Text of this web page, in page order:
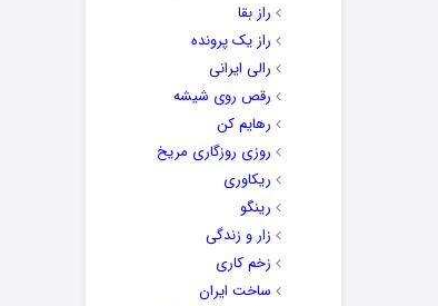
راز بقا
راز یک پرونده
رالی ایرانی
رقص روی شیشه
رهایم کن
روزی روزگاری مریخ
ریکاوری
رینگو
زار و زندگی
زخم کاری
ساخت ایران